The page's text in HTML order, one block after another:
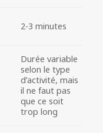
2-3 minutes
Durée variable
selon le type
d’activité, mais
il ne faut pas
que ce soit
trop long